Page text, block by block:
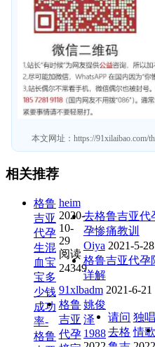
本文网址： https://91xilaibao.com/
相关推荐
格鲁
吉亚
代孕
生混
血宝
宝多
少钱
成功
率-
格鲁
heim
2020-
10-
29
阅读
24349
去格鲁吉亚代
孕惨痛教训
Oiya 2021-5-28
格鲁吉亚代孕
详解
91xlbadm 2021-6-21
格鲁
吉亚
代孕
姚俊
泽
1988
请问
去格
独唱
情歌